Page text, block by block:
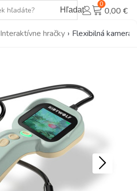
Hľadať
0
0,00 €
Interaktívne hračky › Flexibilná kamera